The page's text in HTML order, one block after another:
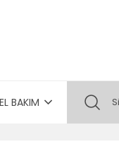
BAKIM